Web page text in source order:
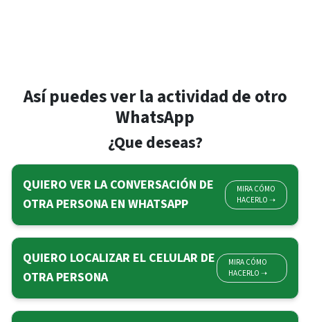
Así puedes ver la actividad de otro
WhatsApp
¿Que deseas?
QUIERO VER LA CONVERSACIÓN DE
OTRA PERSONA EN WHATSAPP
MIRA CÓMO
HACERLO ➝
QUIERO LOCALIZAR EL CELULAR DE
OTRA PERSONA
MIRA CÓMO
HACERLO ➝